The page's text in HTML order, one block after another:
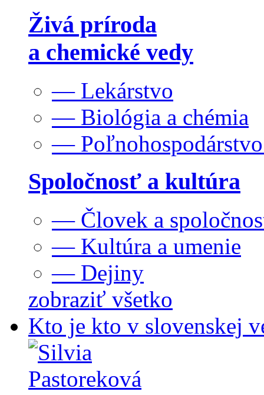
Živá príroda
a chemické vedy
— Lekárstvo
— Biológia a chémia
—
Spoločnosť a kultúra
— Človek a
— Kultúra a umenie
— Dejiny
zobraziť všetko
Kto je kto v slovenskej